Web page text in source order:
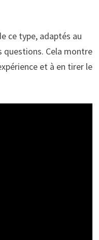
ce type, adaptés au
questions. Cela montre
et à en tirer le